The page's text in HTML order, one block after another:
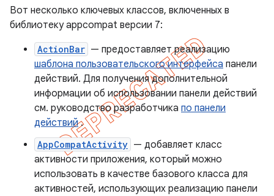
Вот несколько ключевых классов, включенных в
библиотеку appcompat версии 7:
ActionBar — предоставляет реализацию
шаблона пользовательского интерфейса панели
действий. Для получения дополнительной
информации об использовании панели действий
см. руководство разработчика по панели
действий.
AppCompatActivity — добавляет класс
активности приложения, который можно
использовать в качестве базового класса для
активностей, использующих реализацию панели